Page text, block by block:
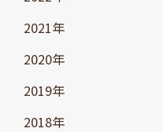
2021年
2020年
2019年
2018年